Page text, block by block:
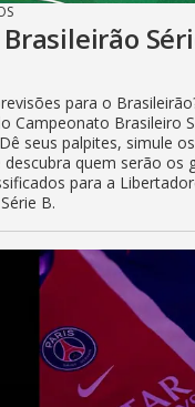
para o
Campeonato Brasileiro
seus palpites, simule
quem serão os
para a
B.